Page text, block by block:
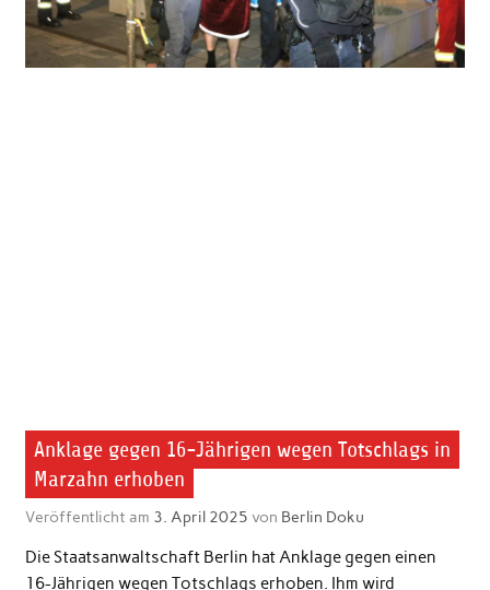
Anklage gegen 16-Jährigen wegen Totschlags in
Marzahn erhoben
Veröffentlicht am 3. April 2025 von Berlin Doku
Die Staatsanwaltschaft Berlin hat Anklage gegen einen
16-Jährigen wegen Totschlags erhoben. Ihm wird